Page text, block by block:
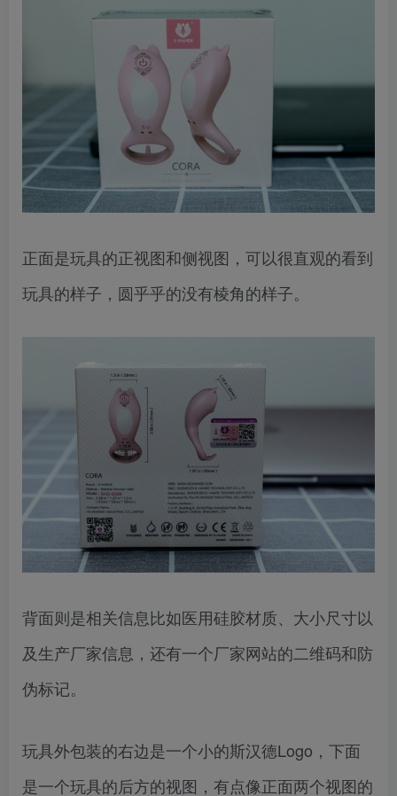
正面是玩具的正视图和侧视图，可以很直观的看到
玩具的样子，圆乎乎的没有棱角的样子。
背面则是相关信息比如医用硅胶材质、大小尺寸以
及生产厂家信息，还有一个厂家网站的二维码和防
伪标记。
玩具外包装的右边是一个小的斯汉德Logo，下面
是一个玩具的后方的视图，有点像正面两个视图的